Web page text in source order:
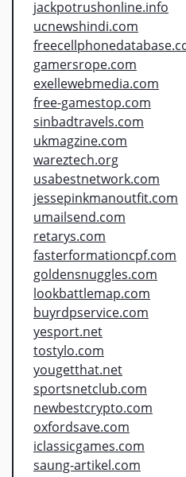
jackpotrushonline.info
ucnewshindi.com
gamersrope.com
exellewebmedia.com
free-gamestop.com
sinbadtravels.com
ukmagzine.com
wareztech.org
usabestnetwork.com
jessepinkmanoutfit.com
umailsend.com
retarys.com
fasterformationcpf.com
goldensnuggles.com
lookbattlemap.com
buyrdpservice.com
yesport.net
tostylo.com
yougetthat.net
sportsnetclub.com
newbestcrypto.com
oxfordsave.com
iclassicgames.com
saung-artikel.com